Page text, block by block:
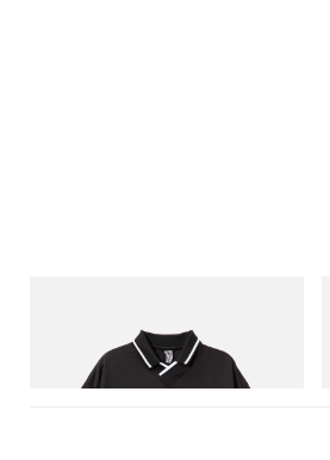
Billionaire Boys Club X Initial D Game
Jetzt einkaufen